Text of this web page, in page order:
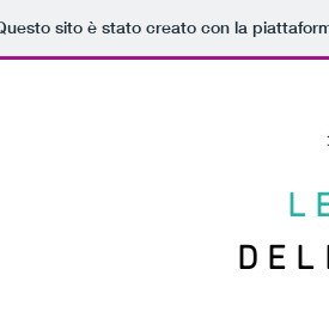
sito è stato creato con la